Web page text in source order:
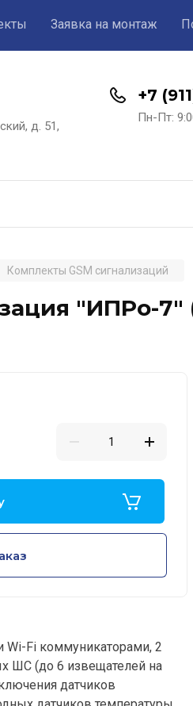
Заявка на монтаж
д. 51,
+7
Пн-Пт:
Комплекты GSM сигнализаций
"ИПРо-
Wi-Fi коммуникаторами, 2
ШС (до 6 извещателей на
датчиков